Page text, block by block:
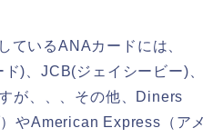
ているANAカードには、
)、JCB(ジェイシービー)、
が、、、その他、Diners
やAmerican Express（アメ